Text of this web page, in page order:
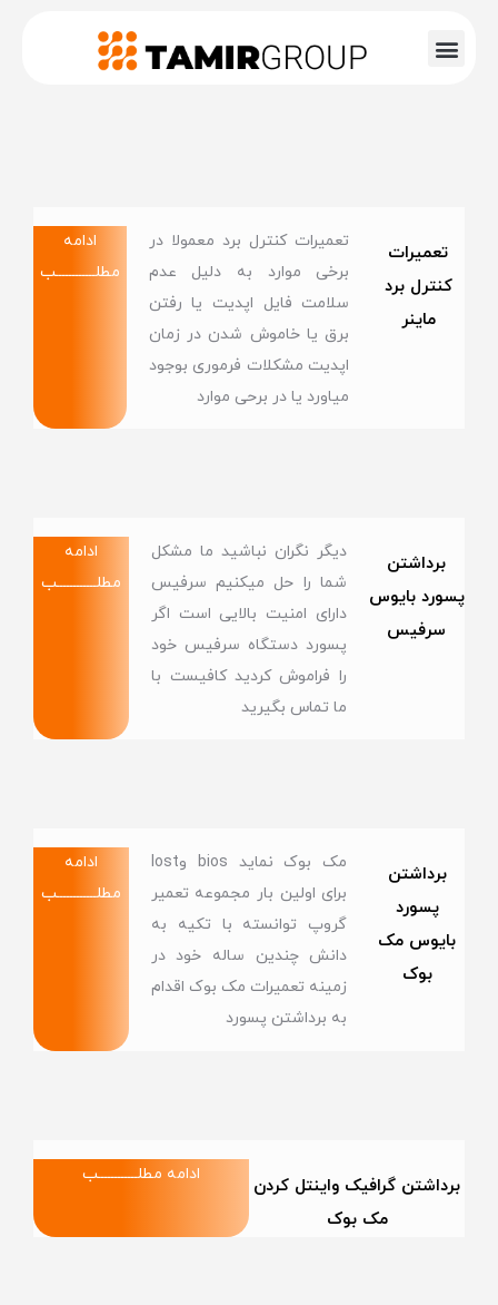
تعمیرات
کنترل برد
ماینر
تعمیرات کنترل برد معمولا در
برخی موارد به دلیل عدم
سلامت فایل اپدیت یا رفتن
برق یا خاموش شدن در زمان
اپدیت مشکلات فرموری بوجود
میاورد یا در برحی موارد
ادامه
مطلــــــــــــب
برداشتن
پسورد بایوس
سرفیس
دیگر نگران نباشید ما مشکل
شما را حل میکنیم سرفیس
دارای امنیت بالایی است اگر
پسورد دستگاه سرفیس خود
را فراموش کردید کافیست با
ما تماس بگیرید
ادامه
مطلــــــــــــب
برداشتن
پسورد
بایوس مک
بوک
مک بوک نماید bios وlost
برای اولین بار مجموعه تعمیر
گروپ توانسته با تکیه به
دانش چندین ساله خود در
زمینه تعمیرات مک بوک اقدام
به برداشتن پسورد
ادامه
مطلــــــــــــب
برداشتن گرافیک واینتل کردن
مک بوک
ادامه مطلــــــــــــب